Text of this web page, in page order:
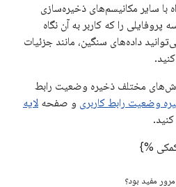
با سایر مکانیسم‌های ذخیره‌سازی
پروفایلی را که کاربر به آن نگاه
داده‌های سنگین، مانند جزئیات
مختلف ذخیره وضعیت رابط
وضعیت رابط کاربری و صفحه لایه
%}
مرور مفید بود؟